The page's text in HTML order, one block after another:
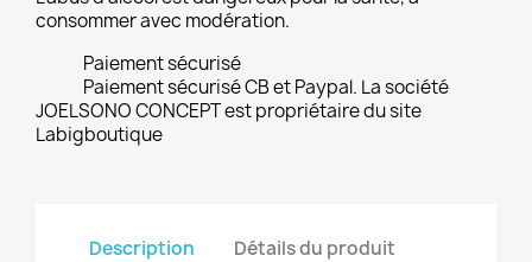
consommer avec modération.
Paiement sécurisé
Paiement sécurisé CB et Paypal. La société
JOELSONO CONCEPT est propriétaire du site
Labigboutique
Description
Détails du produit